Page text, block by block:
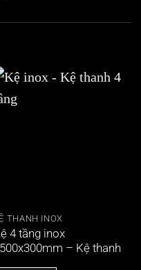
THANH INOX
4 tầng inox
– Kệ thanh